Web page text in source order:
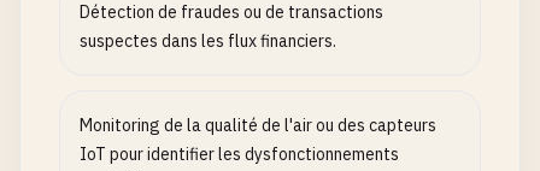
Détection de fraudes ou de transactions
suspectes dans les flux financiers.
Monitoring de la qualité de l'air ou des capteurs
IoT pour identifier les dysfonctionnements